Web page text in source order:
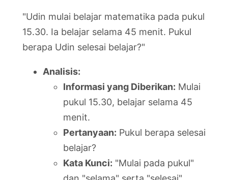
"Udin mulai belajar matematika pada pukul
15.30. Ia belajar selama 45 menit. Pukul
berapa Udin selesai belajar?"
Analisis:
Informasi yang Diberikan: Mulai
pukul 15.30, belajar selama 45
menit.
Pertanyaan: Pukul berapa selesai
belajar?
Kata Kunci: "Mulai pada pukul"